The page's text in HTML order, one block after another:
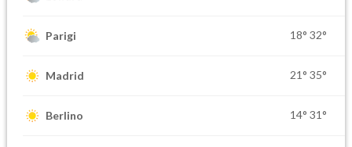
Parigi 18° 32°
Madrid 21° 35°
Berlino 14° 31°